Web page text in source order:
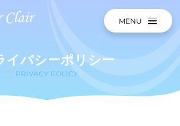
MENU
イバシーポリシー
PRIVACY POLICY